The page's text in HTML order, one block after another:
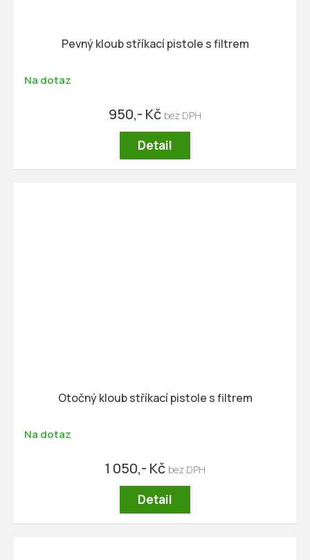
Pevný kloub stříkací pistole s filtrem
Na dotaz
950,- Kč
Detail
Otočný kloub stříkací pistole s filtrem
Na dotaz
1 050,- Kč
Detail